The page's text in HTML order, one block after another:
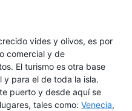
vides y olivos, es por
comercial y de
El turismo es otra base
y para el de toda la isla.
puerto y desde aquí se
tales como: Venecia,